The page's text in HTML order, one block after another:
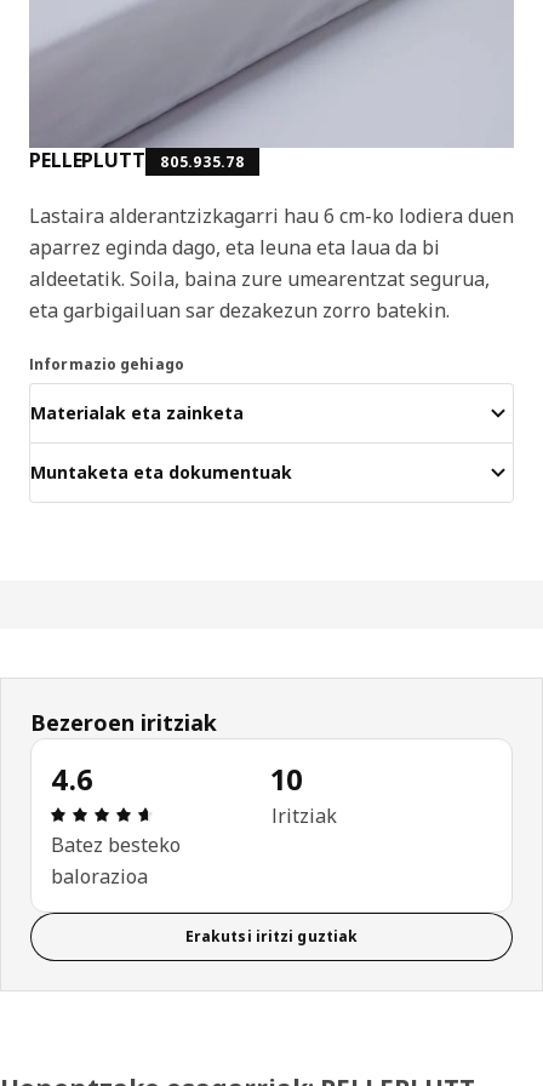
PELLEPLUTT 805.935.78
Lastaira alderantzizkagarri hau 6 cm-ko lodiera duen
aparrez eginda dago, eta leuna eta laua da bi
aldeetatik. Soila, baina zure umearentzat segurua,
eta garbigailuan sar dezakezun zorro batekin.
Informazio gehiago
Materialak eta zainketa
Muntaketa eta dokumentuak
Bezeroen iritziak
4.6
Aipamena: 4.6 / 5 izar. Berrikuspen osoak: 10
Batez besteko
balorazioa
10
Iritziak
Erakutsi iritzi guztiak